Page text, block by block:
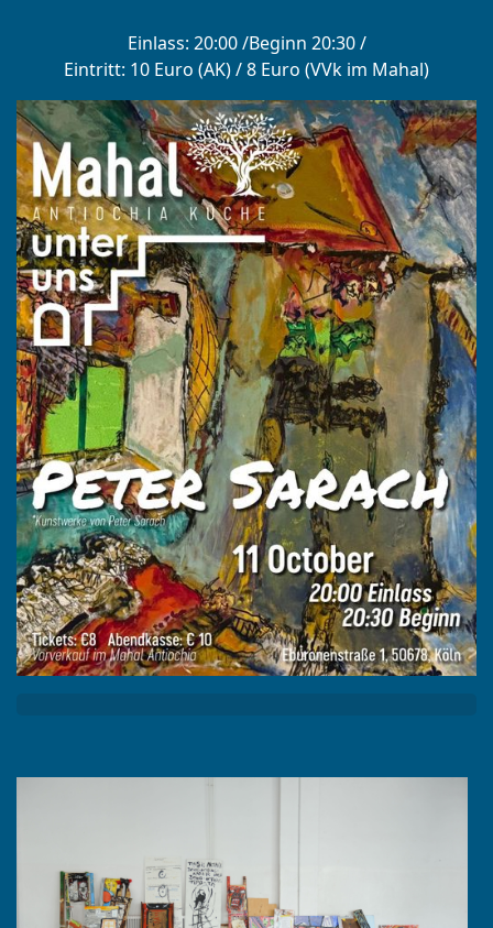
Einlass: 20:00 /Beginn 20:30 /
Eintritt: 10 Euro (AK) / 8 Euro (VVk im Mahal)